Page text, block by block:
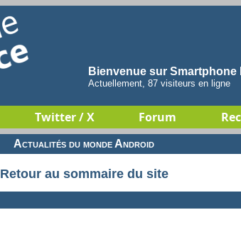
Bienvenue sur
Actuellement, 87 visiteurs en ligne
Twitter / X Forum
Actualités du monde Android
Retour au sommaire du site